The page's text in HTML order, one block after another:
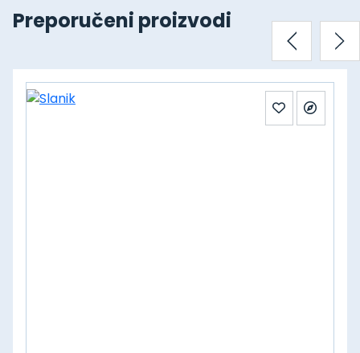
Preporučeni proizvodi